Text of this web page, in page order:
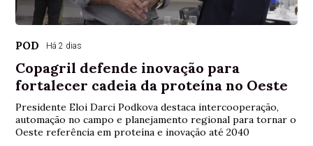
POD Há 2 dias
Copagril defende inovação para
fortalecer cadeia da proteína no Oeste
Presidente Eloi Darci Podkova destaca intercooperação,
automação no campo e planejamento regional para tornar o
Oeste referência em proteína e inovação até 2040